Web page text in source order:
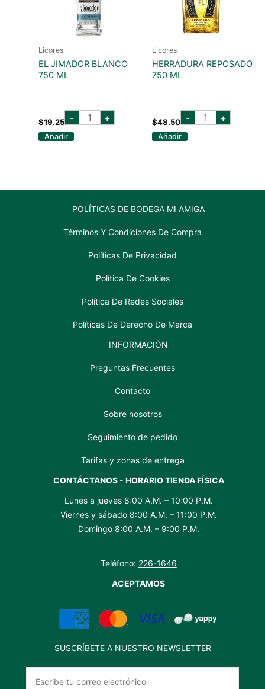
Licores
EL JIMADOR BLANCO
750 ML
$19.25 - EL
JIMADOR
+
Añadir
Licores
HERRADURA REPOSADO
750 ML
$48.50 - herradura
reposado
+
Añadir
POLÍTICAS DE BODEGA MI AMIGA
Términos Y Condiciones De Compra
Políticas De Privacidad
Política De Cookies
Política De Redes Sociales
Políticas De Derecho De Marca
INFORMACIÓN
Preguntas Frecuentes
Contacto
Sobre nosotros
Seguimiento de pedido
Tarifas y zonas de entrega
CONTÁCTANOS - HORARIO TIENDA FÍSICA
Lunes a jueves 8:00 A.M. – 10:00 P.M.
Viernes y sábado 8:00 A.M. – 11:00 P.M.
Domingo 8:00 A.M. – 9:00 P.M.
Teléfono: 226-1646
ACEPTAMOS
SUSCRÍBETE A NUESTRO NEWSLETTER